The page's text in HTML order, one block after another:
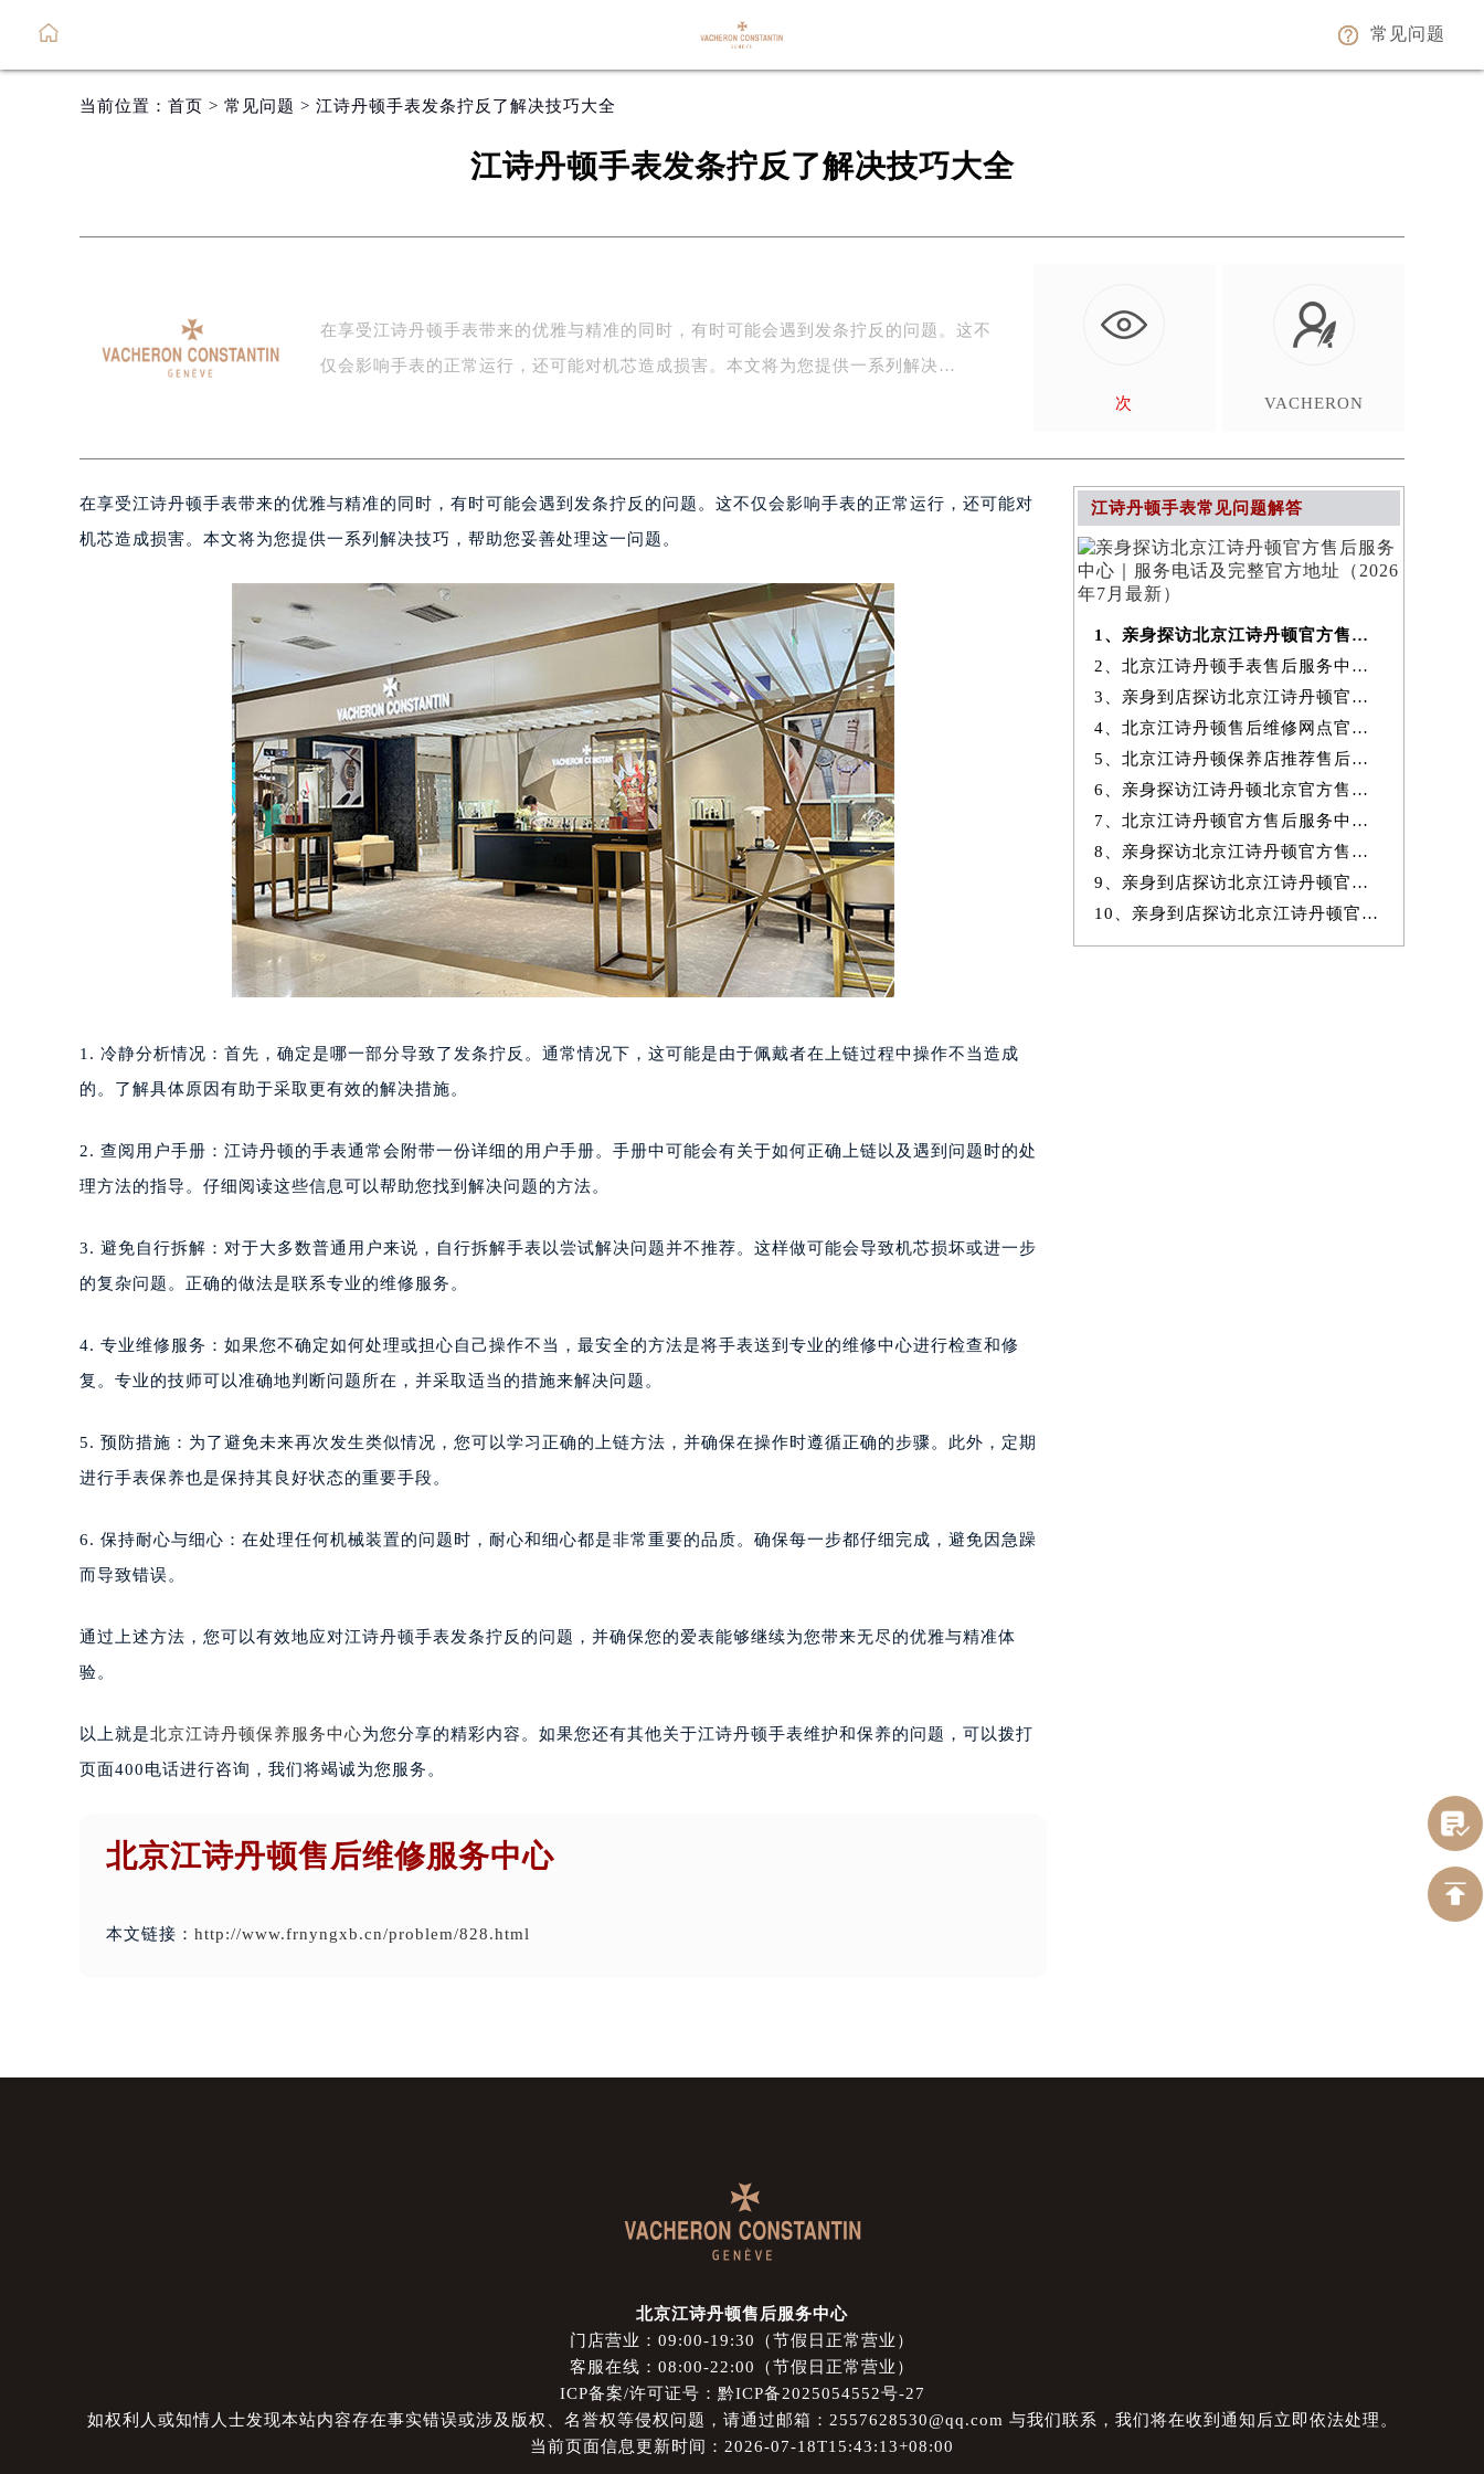
常见问题
当前位置： 首页 > 常见问题 > 江诗丹顿手表发条拧反了解决技巧大全
江诗丹顿手表发条拧反了解决技巧大全
在享受江诗丹顿手表带来的优雅与精准的同时，有时可能会遇到发条拧反的问题。这不
仅会影响手表的正常运行，还可能对机芯造成损害。本文将为您提供一系列解决…
次 VACHERON
在享受江诗丹顿手表带来的优雅与精准的同时，有时可能会遇到发条拧反的问题。这不仅会影响手表的正常运行，还可能对
机芯造成损害。本文将为您提供一系列解决技巧，帮助您妥善处理这一问题。
1. 冷静分析情况：首先，确定是哪一部分导致了发条拧反。通常情况下，这可能是由于佩戴者在上链过程中操作不当造成
的。了解具体原因有助于采取更有效的解决措施。
2. 查阅用户手册：江诗丹顿的手表通常会附带一份详细的用户手册。手册中可能会有关于如何正确上链以及遇到问题时的处
理方法的指导。仔细阅读这些信息可以帮助您找到解决问题的方法。
3. 避免自行拆解：对于大多数普通用户来说，自行拆解手表以尝试解决问题并不推荐。这样做可能会导致机芯损坏或进一步
的复杂问题。正确的做法是联系专业的维修服务。
4. 专业维修服务：如果您不确定如何处理或担心自己操作不当，最安全的方法是将手表送到专业的维修中心进行检查和修
复。专业的技师可以准确地判断问题所在，并采取适当的措施来解决问题。
5. 预防措施：为了避免未来再次发生类似情况，您可以学习正确的上链方法，并确保在操作时遵循正确的步骤。此外，定期
进行手表保养也是保持其良好状态的重要手段。
6. 保持耐心与细心：在处理任何机械装置的问题时，耐心和细心都是非常重要的品质。确保每一步都仔细完成，避免因急躁
而导致错误。
通过上述方法，您可以有效地应对江诗丹顿手表发条拧反的问题，并确保您的爱表能够继续为您带来无尽的优雅与精准体
验。
以上就是北京江诗丹顿保养服务中心为您分享的精彩内容。如果您还有其他关于江诗丹顿手表维护和保养的问题，可以拨打
页面400电话进行咨询，我们将竭诚为您服务。
北京江诗丹顿售后维修服务中心
本文链接： http://www.frnyngxb.cn/problem/828.html
江诗丹顿手表常见问题解答
1、亲身探访北京江诗丹顿官方售后服务中心｜服务电话及完整官方地址（20
2、北京江诗丹顿手表售后服务中心提供专业维修保养服务权威公示（2026
3、亲身到店探访北京江诗丹顿官方售后服务中心｜最新热线和全部网点地
4、北京江诗丹顿售后维修网点官方服务指南权威公示（2026年7月最新）
5、北京江诗丹顿保养店推荐售后保养服务权威公示（2026年7月最新）
6、亲身探访江诗丹顿北京官方售后服务中心｜地址与24小时服务电话（2026
7、北京江诗丹顿官方售后服务中心｜最新地址与24小时售后热线权威信息
8、亲身探访北京江诗丹顿官方售后服务中心｜完整网点地址与服务电话（20
9、亲身到店探访北京江诗丹顿官方售后服务中心｜服务热线及全部官方地
10、亲身到店探访北京江诗丹顿官方售后服务中心｜官方热线及全部网点地
北京江诗丹顿售后服务中心
门店营业：09:00-19:30（节假日正常营业）
客服在线：08:00-22:00（节假日正常营业）
ICP备案/许可证号：黔ICP备2025054552号-27
如权利人或知情人士发现本站内容存在事实错误或涉及版权、名誉权等侵权问题，请通过邮箱：2557628530@qq.com 与我们联系，我们将在收到通知后立即依法处理。
当前页面信息更新时间：2026-07-18T15:43:13+08:00